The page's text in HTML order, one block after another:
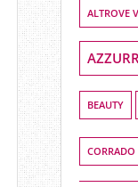
ALTROVE
BEAUTY